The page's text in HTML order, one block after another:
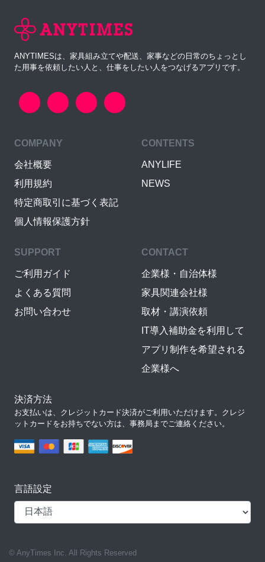
ANYTIMESは、家具組み立てや配送、家事などの日常のちょっとし
た用事を依頼したい人と、仕事をしたい人をつなげるアプリです。
COMPANY
会社概要
利用規約
特定商取引に基づく表記
個人情報保護方針
CONTENTS
ANYLIFE
NEWS
SUPPORT
ご利用ガイド
よくある質問
お問い合わせ
CONTACT
企業様・自治体様
家具関連会社様
取材・講演依頼
IT導入補助金を利用して
アプリ制作を希望される
企業様へ
決済方法
お支払いは、クレジットカード決済がご利用いただけます。クレジ
ットカードをお持ちでない方は、事務局までご連絡ください。
言語設定
© AnyTimes Inc. All Rights Reserved